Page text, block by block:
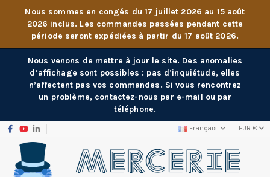
Nous sommes en congés du 17 juillet 2026 au 15 août
2026 inclus. Les commandes passées pendant cette
période seront expédiées à partir du 17 août 2026.
Nous venons de mettre à jour le site. Des anomalies
d’affichage sont possibles : pas d’inquiétude, elles
n’affectent pas vos commandes. Si vous rencontrez
un problème, contactez-nous par e-mail ou par
téléphone.
Français EUR €